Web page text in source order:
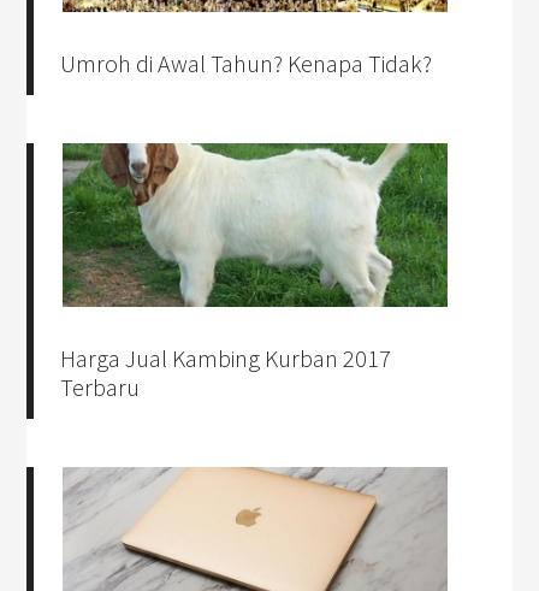
Umroh di Awal Tahun? Kenapa Tidak?
Harga Jual Kambing Kurban 2017
Terbaru